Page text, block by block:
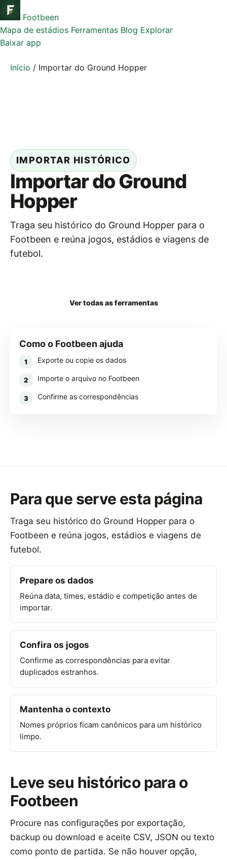
Footbeen
Mapa de estádios Ferramentas Blog Explorar
Baixar app
Início / Importar do Ground Hopper
IMPORTAR HISTÓRICO
Importar do Ground
Hopper
Traga seu histórico do Ground Hopper para o
Footbeen e reúna jogos, estádios e viagens de
futebol.
Ver todas as ferramentas
Como o Footbeen ajuda
1 Exporte ou copie os dados
2 Importe o arquivo no Footbeen
3 Confirme as correspondências
Para que serve esta página
Traga seu histórico do Ground Hopper para o
Footbeen e reúna jogos, estádios e viagens de
futebol.
Prepare os dados
Reúna data, times, estádio e competição antes de
importar.
Confira os jogos
Confirme as correspondências para evitar
duplicados estranhos.
Mantenha o contexto
Nomes próprios ficam canônicos para um histórico
limpo.
Leve seu histórico para o
Footbeen
Procure nas configurações por exportação,
backup ou download e aceite CSV, JSON ou texto
como ponto de partida. Se não houver opção,